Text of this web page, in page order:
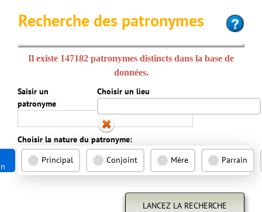
Recherche des patronymes
Il existe 147182 patronymes distincts dans la base de
données.
Saisir un
patronyme
Choisir un lieu
Choisir la nature du patronyme:
Principal Conjoint Mère Parrain
LANCEZ LA RECHERCHE